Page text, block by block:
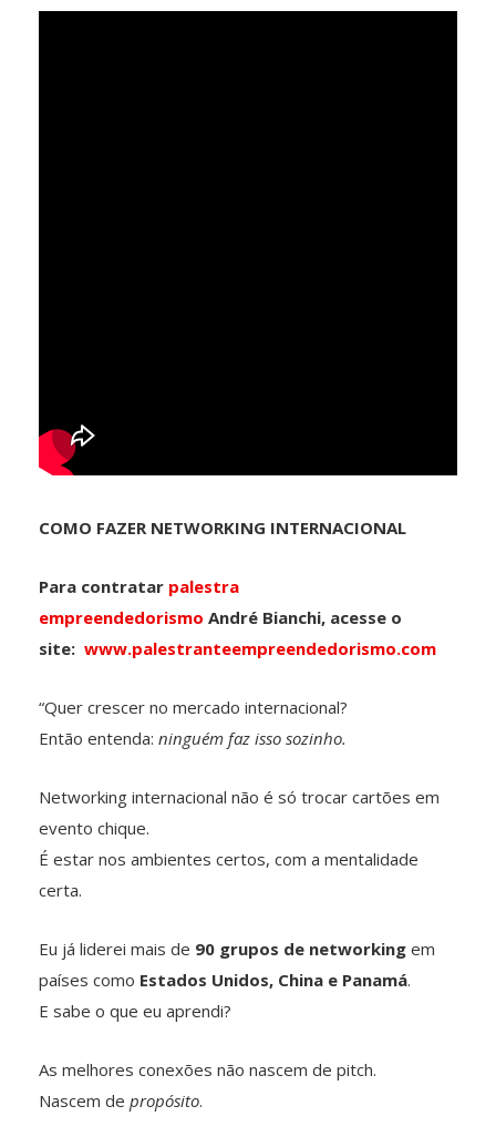
COMO FAZER NETWORKING INTERNACIONAL
Para contratar palestra
empreendedorismo André Bianchi, acesse o
site: www.palestranteempreendedorismo.com
“Quer crescer no mercado internacional?
Então entenda: ninguém faz isso sozinho.
Networking internacional não é só trocar cartões em
evento chique.
É estar nos ambientes certos, com a mentalidade
certa.
Eu já liderei mais de 90 grupos de networking em
países como Estados Unidos, China e Panamá.
E sabe o que eu aprendi?
As melhores conexões não nascem de pitch.
Nascem de propósito.